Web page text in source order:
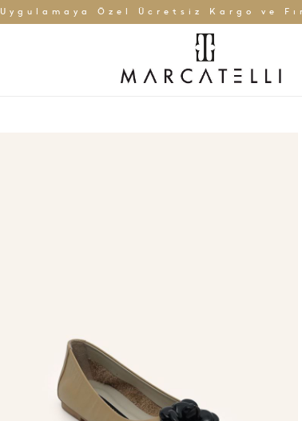
Uygulamaya Özel Ücretsiz Kargo ve